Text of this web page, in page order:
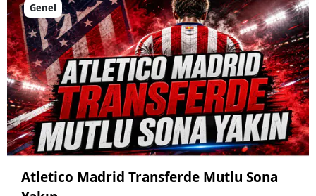
Genel
Atletico Madrid Transferde Mutlu Sona